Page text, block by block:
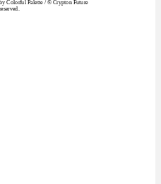
Colorful Palette / © Crypton Future